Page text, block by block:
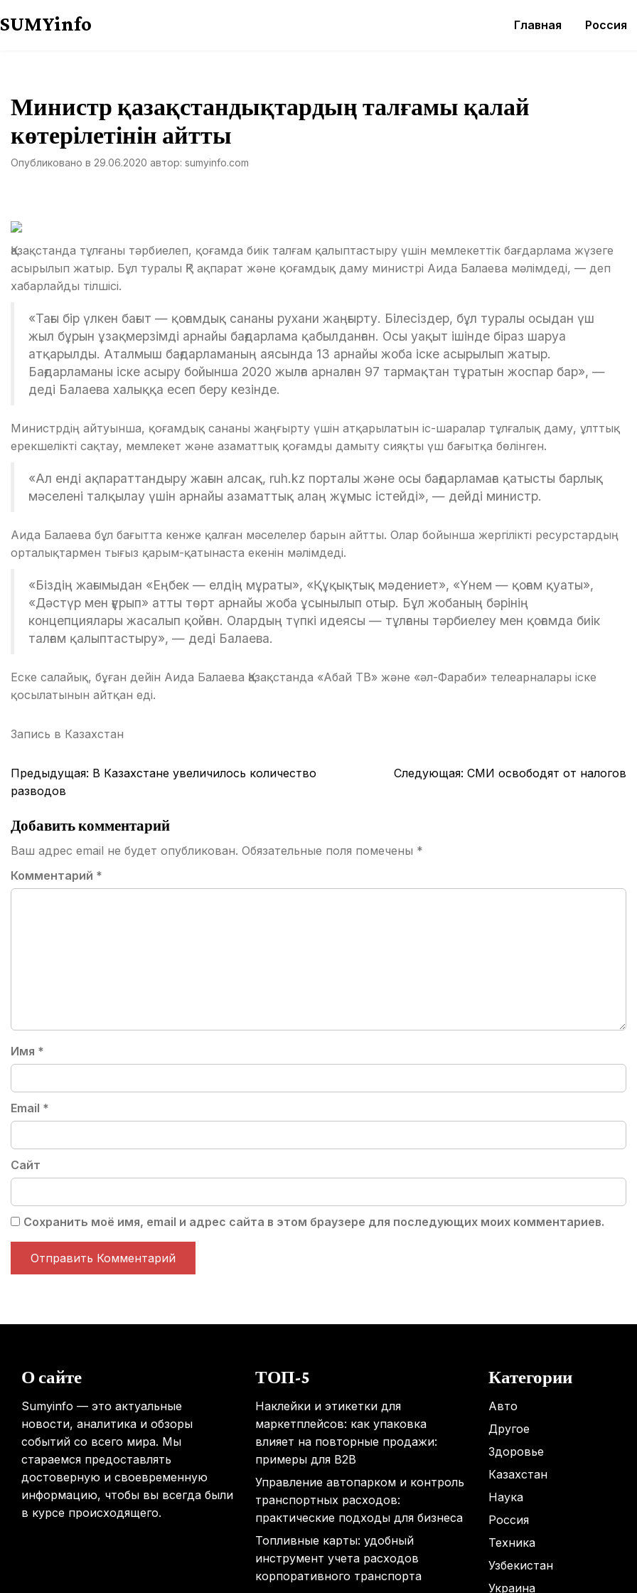
к
SUMYinfo Главная Россия
Министр қазақстандықтардың талғамы қалай
көтерілетінін айтты
Опубликовано в 29.06.2020 автор: sumyinfo.com
Қазақстанда тұлғаны тәрбиелеп, қоғамда биік талғам қалыптастыру үшін мемлекеттік бағдарлама жүзеге
асырылып жатыр. Бұл туралы ҚР ақпарат және қоғамдық даму министрі Аида Балаева мәлімдеді, — деп
хабарлайды тілшісі.
«Тағы бір үлкен бағыт — қоғамдық сананы рухани жаңғырту. Білесіздер, бұл туралы осыдан үш
жыл бұрын ұзақмерзімді арнайы бағдарлама қабылданған. Осы уақыт ішінде біраз шаруа
атқарылды. Аталмыш бағдарламаның аясында 13 арнайы жоба іске асырылып жатыр.
Бағдарламаны іске асыру бойынша 2020 жылға арналған 97 тармақтан тұратын жоспар бар», —
деді Балаева халыққа есеп беру кезінде.
Министрдің айтуынша, қоғамдық сананы жаңғырту үшін атқарылатын іс-шаралар тұлғалық даму, ұлттық
ерекшелікті сақтау, мемлекет және азаматтық қоғамды дамыту сияқты үш бағытқа бөлінген.
«Ал енді ақпараттандыру жағын алсақ, ruh.kz порталы және осы бағдарламаға қатысты барлық
мәселені талқылау үшін арнайы азаматтық алаң жұмыс істейді», — дейді министр.
Аида Балаева бұл бағытта кенже қалған мәселелер барын айтты. Олар бойынша жергілікті ресурстардың
орталықтармен тығыз қарым-қатынаста екенін мәлімдеді.
«Біздің жағымыдан «Еңбек — елдің мұраты», «Құқықтық мәдениет», «Үнем — қоғам қуаты»,
«Дәстүр мен ғұрып» атты төрт арнайы жоба ұсынылып отыр. Бұл жобаның бәрінің
концепциялары жасалып қойған. Олардың түпкі идеясы — тұлғаны тәрбиелеу мен қоғамда биік
талғам қалыптастыру», — деді Балаева.
Еске салайық, бұған дейін Аида Балаева Қазақстанда «Абай ТВ» және «әл-Фараби» телеарналары іске
қосылатынын айтқан еді.
Запись в Казахстан
Навигация
по
Предыдущая: В Казахстане увеличилось количество
разводов
Следующая: СМИ освободят от налогов
Добавить комментарий
Ваш адрес email не будет опубликован. Обязательные поля помечены *
Комментарий *
Имя *
Email *
Сайт
Сохранить моё имя, email и адрес сайта в этом браузере для последующих моих комментариев.
О сайте
Sumyinfo — это актуальные
новости, аналитика и обзоры
событий со всего мира. Мы
стараемся предоставлять
достоверную и своевременную
информацию, чтобы вы всегда были
в курсе происходящего.
ТОП-5
Наклейки и этикетки для
маркетплейсов: как упаковка
влияет на повторные продажи:
примеры для B2B
Управление автопарком и контроль
транспортных расходов:
практические подходы для бизнеса
Топливные карты: удобный
инструмент учета расходов
корпоративного транспорта
Категории
Авто
Другое
Здоровье
Казахстан
Наука
Россия
Техника
Узбекистан
Украина